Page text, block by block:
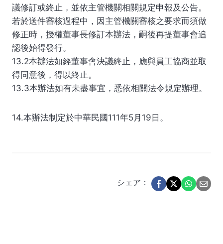
議修訂或終止，並依主管機關相關規定申報及公告。
若於送件審核過程中，因主管機關審核之要求而須做
修正時，授權董事長修訂本辦法，嗣後再提董事會追
認後始得發行。
13.2本辦法如經董事會決議終止，應與員工協商並取
得同意後，得以終止。
13.3本辦法如有未盡事宜，悉依相關法令規定辦理。
14.本辦法制定於中華民國111年5月19日。
シェア：